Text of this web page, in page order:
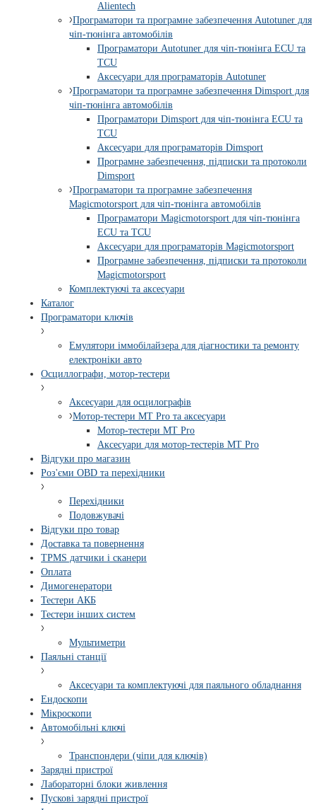
Alientech
Програматори та програмне забезпечення Autotuner для
чіп-тюнінга автомобілів
Програматори Autotuner для чіп-тюнінга ECU та
TCU
Аксесуари для програматорів Autotuner
Програматори та програмне забезпечення Dimsport для
чіп-тюнінга автомобілів
Програматори Dimsport для чіп-тюнінга ECU та
TCU
Аксесуари для програматорів Dimsport
Програмне забезпечення, підписки та протоколи
Dimsport
Програматори та програмне забезпечення
Magicmotorsport для чіп-тюнінга автомобілів
Програматори Magicmotorsport для чіп-тюнінга
ECU та TCU
Аксесуари для програматорів Magicmotorsport
Програмне забезпечення, підписки та протоколи
Magicmotorsport
Комплектуючі та аксесуари
Каталог
Програматори ключів
Емулятори іммобілайзера для діагностики та ремонту
електроніки авто
Осциллографи, мотор-тестери
Аксесуари для осцилографів
Мотор-тестери MT Pro та аксесуари
Мотор-тестери MT Pro
Аксесуари для мотор-тестерів MT Pro
Відгуки про магазин
Роз'єми OBD та перехідники
Перехідники
Подовжувачі
Відгуки про товар
Доставка та повернення
TPMS датчики і сканери
Оплата
Димогенератори
Тестери АКБ
Тестери інших систем
Мультиметри
Паяльні станції
Аксесуари та комплектуючі для паяльного обладнання
Ендоскопи
Мікроскопи
Автомобільні ключі
Транспондери (чіпи для ключів)
Зарядні пристрої
Лабораторні блоки живлення
Пускові зарядні пристрої